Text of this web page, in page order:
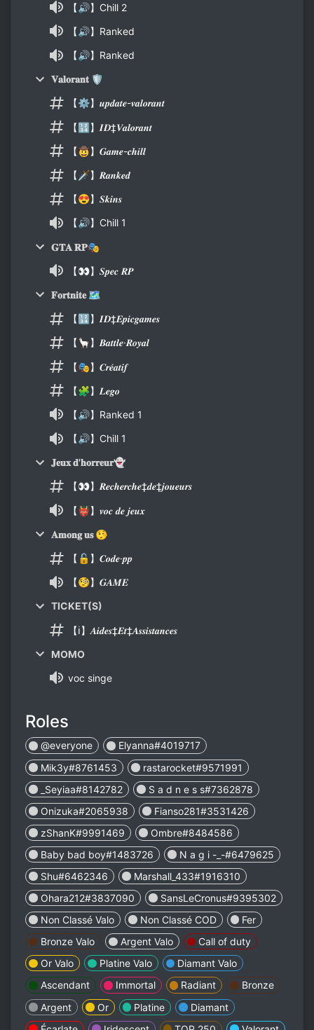
【🔊】Chill 2
【🔊】Ranked
【🔊】Ranked
𝐕𝐚𝐥𝐨𝐫𝐚𝐧𝐭 🛡️
【⚙️】𝒖𝒑𝒅𝒂𝒕𝒆-𝒗𝒂𝒍𝒐𝒓𝒂𝒏𝒕
【🔢】𝑰𝑫‡𝑽𝒂𝒍𝒐𝒓𝒂𝒏𝒕
【🤠】𝑮𝒂𝒎𝒆-𝒄𝒉𝒊𝒍𝒍
【🗡️】𝑹𝒂𝒏𝒌𝒆𝒅
【😍】𝑺𝒌𝒊𝒏𝒔
【🔊】Chill 1
𝐆𝐓𝐀 𝐑𝐏🎭
【👀】𝑺𝒑𝒆𝒄 𝑹𝑷
𝐅𝐨𝐫𝐭𝐧𝐢𝐭𝐞 🗺
【🔢】𝑰𝑫‡𝑬𝒑𝒊𝒄𝒈𝒂𝒎𝒆𝒔
【🦙】𝑩𝒂𝒕𝒕𝒍𝒆·𝑹𝒐𝒚𝒂𝒍
【🎭】𝑪𝒓𝒆́𝒂𝒕𝒊𝒇
【🧩】𝑳𝒆𝒈𝒐
【🔊】Ranked 1
【🔊】Chill 1
𝐉𝐞𝐮𝐱 𝐝'𝐡𝐨𝐫𝐫𝐞𝐮𝐫👻
【👀】𝑹𝒆𝒄𝒉𝒆𝒓𝒄𝒉𝒆‡𝒅𝒆‡𝒋𝒐𝒖𝒆𝒖𝒓𝒔
【👹】𝒗𝒐𝒄 𝒅𝒆 𝒋𝒆𝒖𝒙
𝐀𝐦𝐨𝐧𝐠 𝐮𝐬 🤥
【🔓】𝑪𝒐𝒅𝒆·𝒑𝒑
【🧐】𝑮𝑨𝑴𝑬
TICKET(S)
【ℹ️】𝑨𝒊𝒅𝒆𝒔‡𝑬𝒕‡𝑨𝒔𝒔𝒊𝒔𝒕𝒂𝒏𝒄𝒆𝒔
MOMO
voc singe
Roles
@everyone
Elyanna#4019717
Mik3y#8761453
rastarocket#9571991
_Seyiaa#8142782
S a d n e s s#7362878
Onizuka#2065938
Fianso281#3531426
zShanK#9991469
Ombre#8484586
Baby bad boy#1483726
N a g i -_-#6479625
Shu#6462346
Marshall_433#1916310
Ohara212#3837090
SansLeCronus#9395302
Non Classé Valo
Non Classé COD
Fer
Bronze Valo
Argent Valo
Call of duty
Or Valo
Platine Valo
Diamant Valo
Ascendant
Immortal Radiant
Bronze
Argent
Or Platine
Diamant